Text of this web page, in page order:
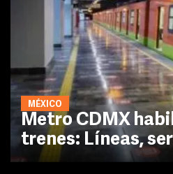
MÉXICO
Metro CDMX
trenes: Líneas,